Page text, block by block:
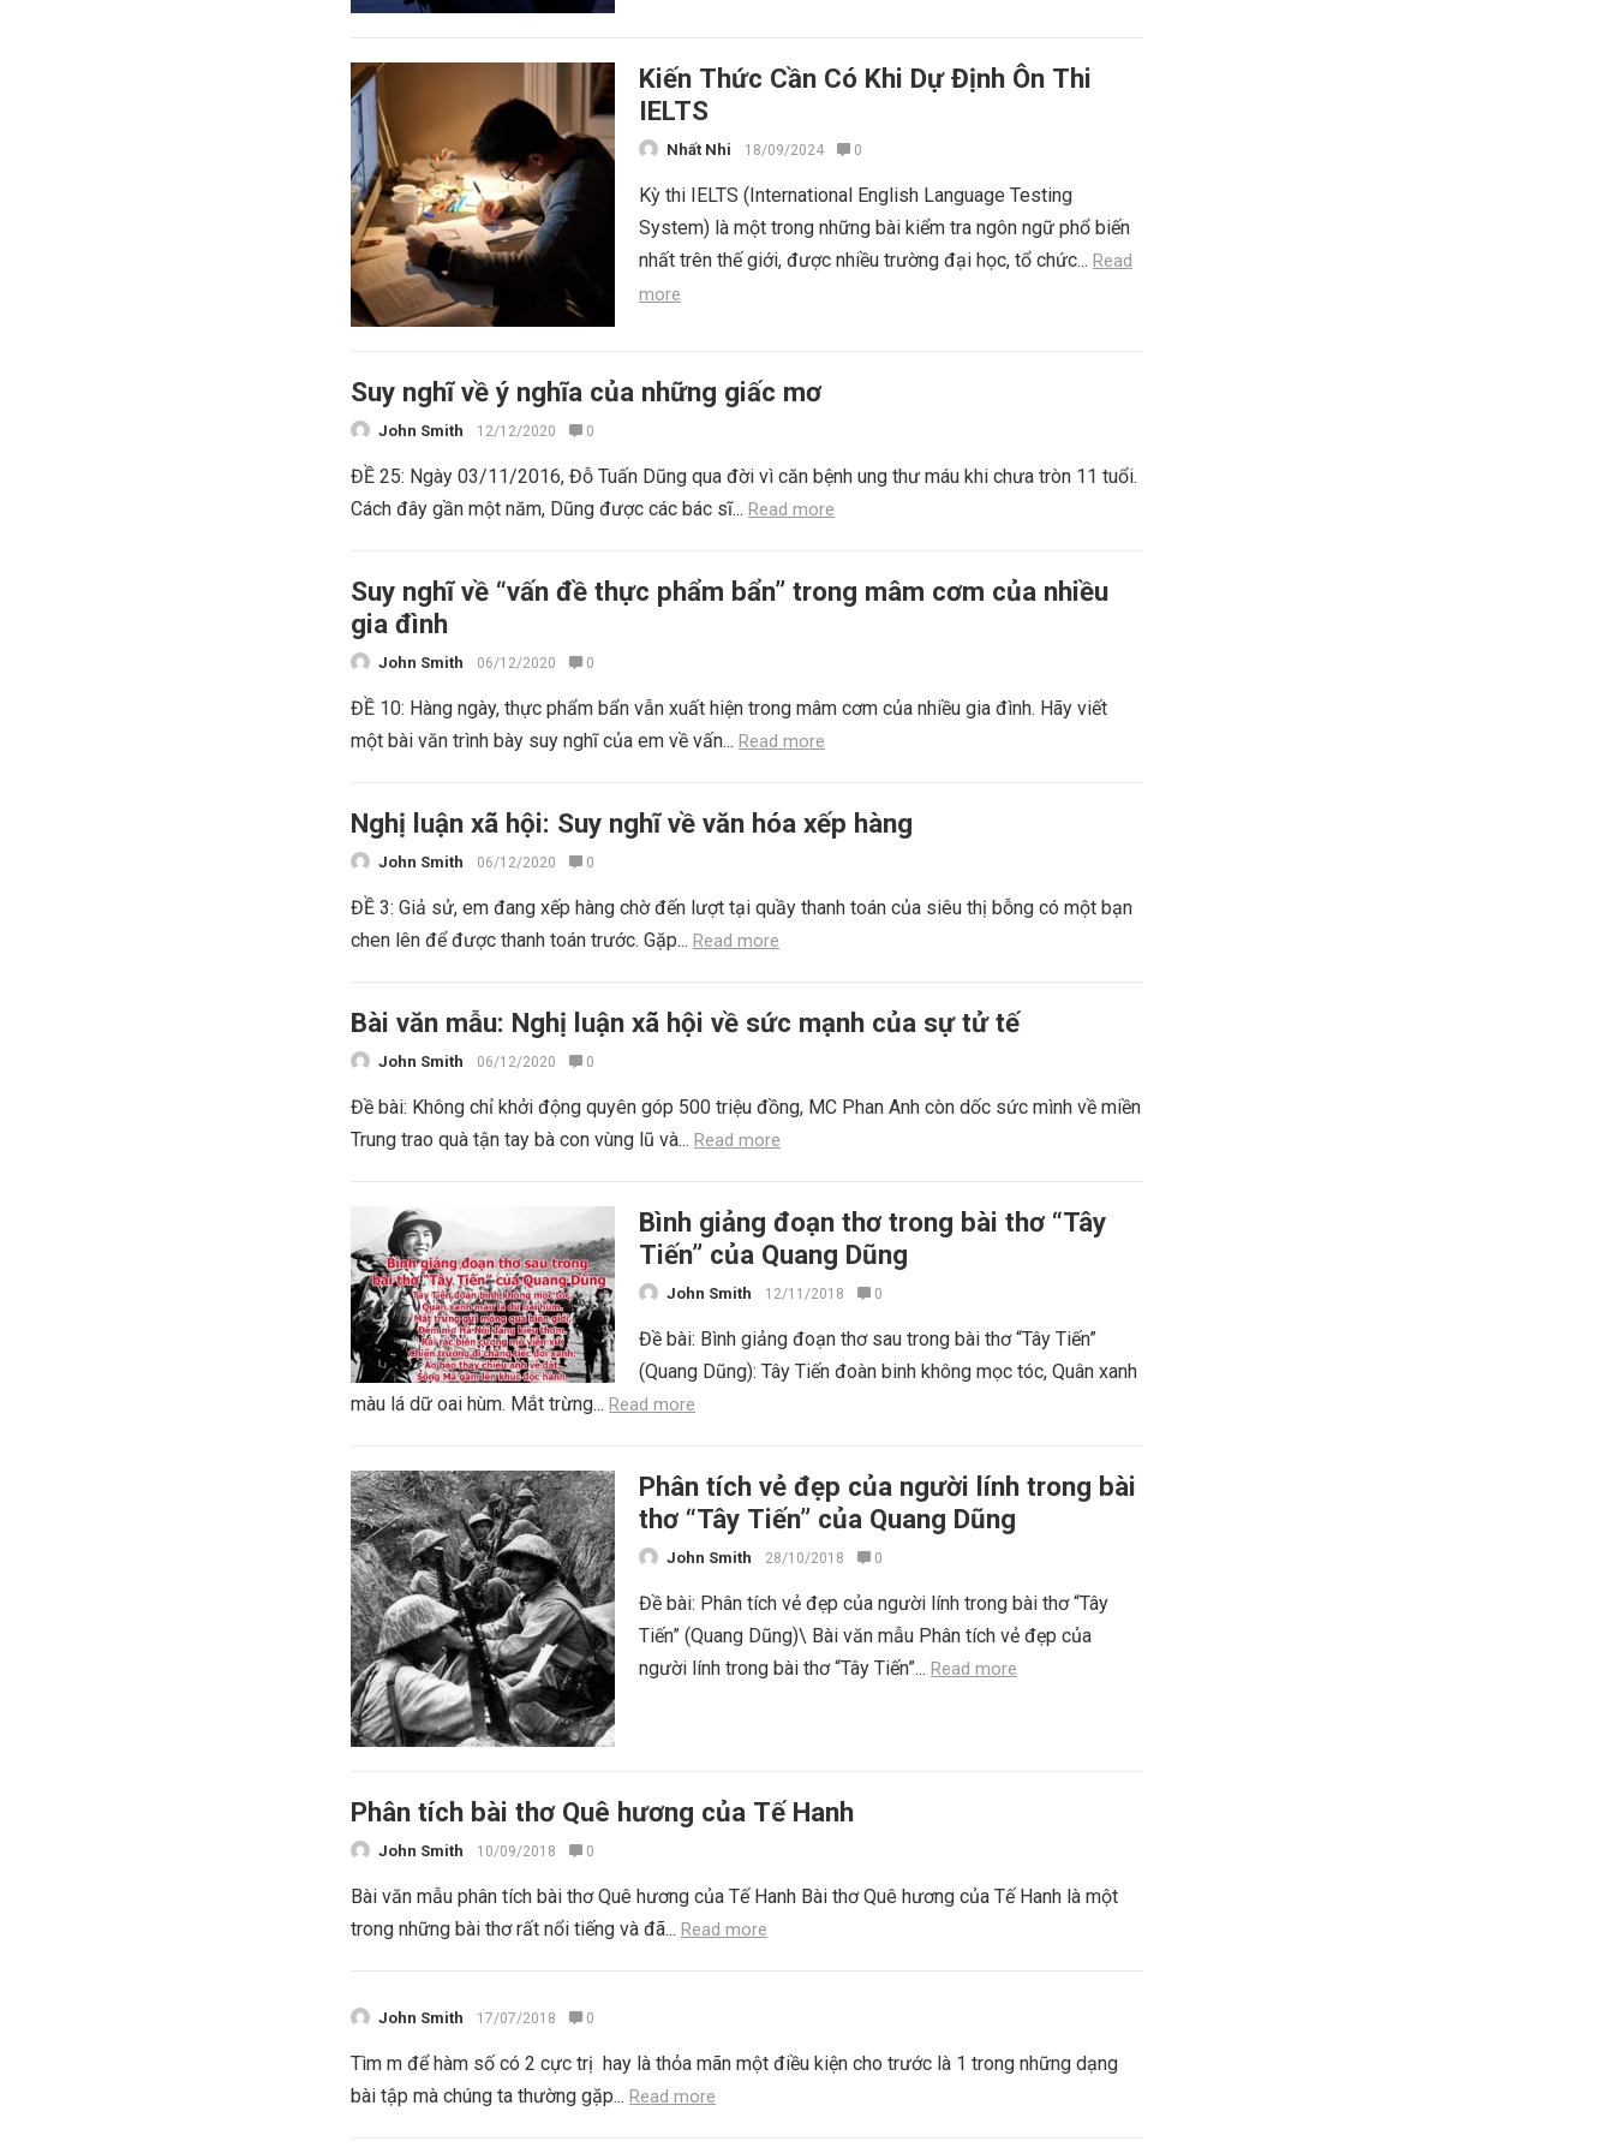
Kiến Thức Cần Có Khi Dự Định Ôn Thi
IELTS
Nhất Nhi 18/09/2024 0
Kỳ thi IELTS (International English Language Testing
System) là một trong những bài kiểm tra ngôn ngữ phổ biến
nhất trên thế giới, được nhiều trường đại học, tổ chức... Read
more
Suy nghĩ về ý nghĩa của những giấc mơ
John Smith 12/12/2020 0
ĐỀ 25: Ngày 03/11/2016, Đỗ Tuấn Dũng qua đời vì căn bệnh ung thư máu khi chưa tròn 11 tuổi.
Cách đây gần một năm, Dũng được các bác sĩ... Read more
Suy nghĩ về “vấn đề thực phẩm bẩn” trong mâm cơm của nhiều
gia đình
John Smith 06/12/2020 0
ĐỀ 10: Hàng ngày, thực phẩm bẩn vẫn xuất hiện trong mâm cơm của nhiều gia đình. Hãy viết
một bài văn trình bày suy nghĩ của em về vấn... Read more
Nghị luận xã hội: Suy nghĩ về văn hóa xếp hàng
John Smith 06/12/2020 0
ĐỀ 3: Giả sử, em đang xếp hàng chờ đến lượt tại quầy thanh toán của siêu thị bỗng có một bạn
chen lên để được thanh toán trước. Gặp... Read more
Bài văn mẫu: Nghị luận xã hội về sức mạnh của sự tử tế
John Smith 06/12/2020 0
Đề bài: Không chỉ khởi động quyên góp 500 triệu đồng, MC Phan Anh còn dốc sức mình về miền
Trung trao quà tận tay bà con vùng lũ và... Read more
Bình giảng đoạn thơ trong bài thơ “Tây
Tiến” của Quang Dũng
John Smith 12/11/2018 0
Đề bài: Bình giảng đoạn thơ sau trong bài thơ “Tây Tiến”
(Quang Dũng): Tây Tiến đoàn binh không mọc tóc, Quân xanh
màu lá dữ oai hùm. Mắt trừng... Read more
Phân tích vẻ đẹp của người lính trong bài
thơ “Tây Tiến” của Quang Dũng
John Smith 28/10/2018 0
Đề bài: Phân tích vẻ đẹp của người lính trong bài thơ “Tây
Tiến” (Quang Dũng)\ Bài văn mẫu Phân tích vẻ đẹp của
người lính trong bài thơ “Tây Tiến”... Read more
Phân tích bài thơ Quê hương của Tế Hanh
John Smith 10/09/2018 0
Bài văn mẫu phân tích bài thơ Quê hương của Tế Hanh Bài thơ Quê hương của Tế Hanh là một
trong những bài thơ rất nổi tiếng và đã... Read more
John Smith 17/07/2018 0
Tìm m để hàm số có 2 cực trị hay là thỏa mãn một điều kiện cho trước là 1 trong những dạng
bài tập mà chúng ta thường gặp... Read more